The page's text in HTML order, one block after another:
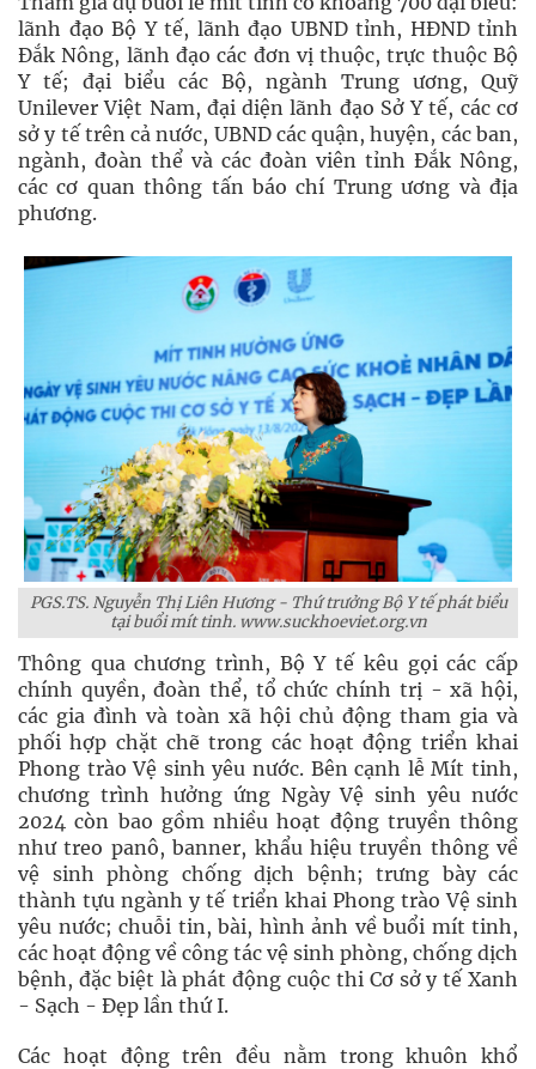
lãnh đạo Bộ Y tế, lãnh đạo UBND tỉnh, HĐND tỉnh
Đắk Nông, lãnh đạo các đơn vị thuộc, trực thuộc Bộ
Y tế; đại biểu các Bộ, ngành Trung ương, Quỹ
Unilever Việt Nam, đại diện lãnh đạo Sở Y tế, các cơ
sở y tế trên cả nước, UBND các quận, huyện, các ban,
ngành, đoàn thể và các đoàn viên tỉnh Đắk Nông,
các cơ quan thông tấn báo chí Trung ương và địa
phương.
PGS.TS. Nguyễn Thị Liên Hương - Thứ trưởng Bộ Y tế phát biểu
tại buổi mít tinh. www.suckhoeviet.org.vn
Thông qua chương trình, Bộ Y tế kêu gọi các cấp
chính quyền, đoàn thể, tổ chức chính trị - xã hội,
các gia đình và toàn xã hội chủ động tham gia và
phối hợp chặt chẽ trong các hoạt động triển khai
Phong trào Vệ sinh yêu nước. Bên cạnh lễ Mít tinh,
chương trình hưởng ứng Ngày Vệ sinh yêu nước
2024 còn bao gồm nhiều hoạt động truyền thông
như treo panô, banner, khẩu hiệu truyền thông về
vệ sinh phòng chống dịch bệnh; trưng bày các
thành tựu ngành y tế triển khai Phong trào Vệ sinh
yêu nước; chuỗi tin, bài, hình ảnh về buổi mít tinh,
các hoạt động về công tác vệ sinh phòng, chống dịch
bệnh, đặc biệt là phát động cuộc thi Cơ sở y tế Xanh
- Sạch - Đẹp lần thứ I.
Các hoạt động trên đều nằm trong khuôn khổ